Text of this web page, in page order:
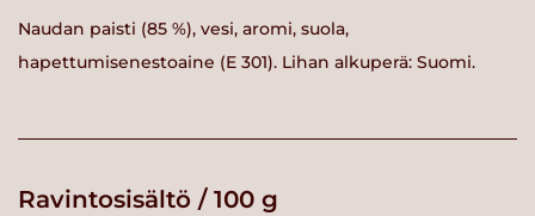
Naudan paisti (85 %), vesi, aromi, suola,
hapettumisenestoaine (E 301). Lihan alkuperä: Suomi.
Ravintosisältö / 100 g